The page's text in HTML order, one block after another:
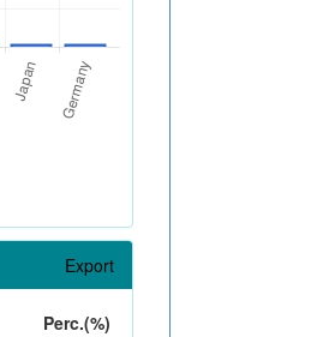
Export
Perc.(%)